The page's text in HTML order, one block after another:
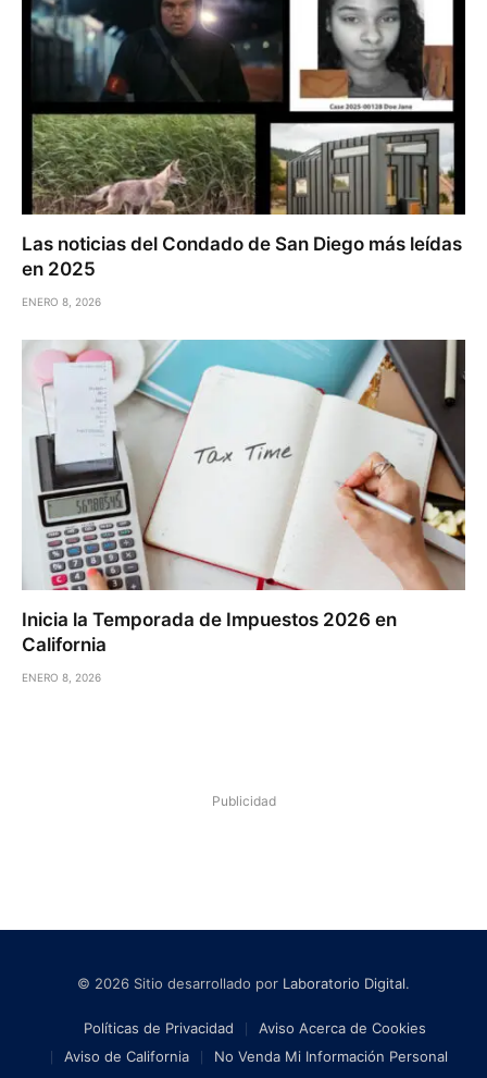
Las noticias del Condado de San Diego más leídas
en 2025
ENERO 8, 2026
Inicia la Temporada de Impuestos 2026 en
California
ENERO 8, 2026
Publicidad
© 2026 Sitio desarrollado por Laboratorio Digital.
Políticas de Privacidad
Aviso Acerca de Cookies
Aviso de California
No Venda Mi Información Personal